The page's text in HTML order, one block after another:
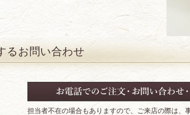
るお問い合わせ
担当者不在の場合もありますので、ご来店の際は、